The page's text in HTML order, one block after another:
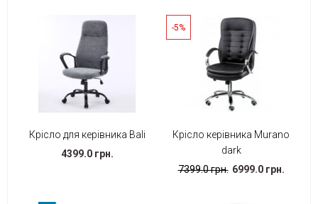
Крісло для керівника Bali
4399.0 грн.
-5%
Крісло керівника Murano
dark
7399.0 грн. 6999.0 грн.